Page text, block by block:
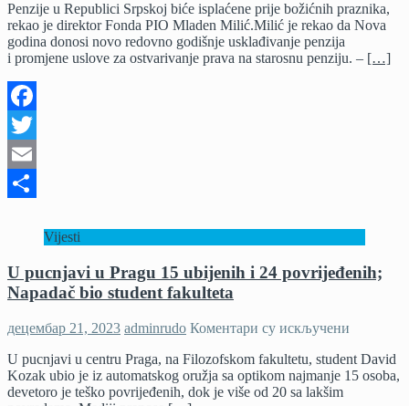
u
Srpskoj
božićnih
Penzije u Republici Srpskoj biće isplaćene prije božićnih praznika,
rekao je direktor Fonda PIO Mladen Milić.Milić je rekao da Nova
godina donosi novo redovno godišnje usklađivanje penzija
i promjene uslove za ostvarivanje prava na starosnu penziju. – […]
Facebook
Twitter
Email
Vijesti
U pucnjavi u Pragu 15 ubijenih i 24 povrijeđenih;
Napadač bio student fakulteta
децембар 21, 2023 adminrudo Коментари су искључени
pucnjavi
u
U pucnjavi u centru Praga, na Filozofskom fakultetu, student David
Kozak ubio je iz automatskog oružja sa optikom najmanje 15 osoba,
devetoro je teško povrijeđenih, dok je više od 20 sa lakšim